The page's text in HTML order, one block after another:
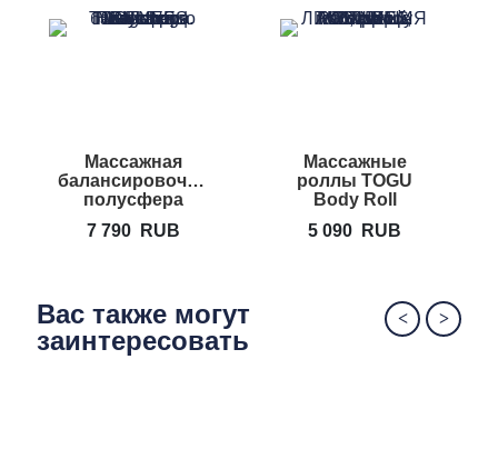
Массажная
балансировочная
полусфера
Balance
7 790 RUB
Массажные
роллы TOGU
Body Roll
5 090
RUB
Вас также могут
заинтересовать